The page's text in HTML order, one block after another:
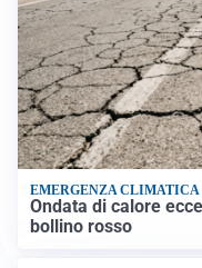
EMERGENZA CLIMATICA
Ondata di calore
bollino rosso